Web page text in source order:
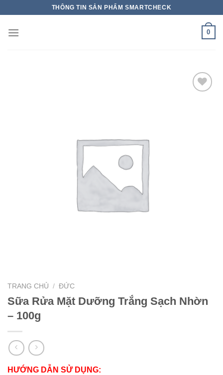
THÔNG TIN SẢN PHẨM SMARTCHECK
0
TRANG CHỦ / ĐỨC
Sữa Rửa Mặt Dưỡng Trắng Sạch Nhờn
– 100g
HƯỚNG DẪN SỬ DỤNG: